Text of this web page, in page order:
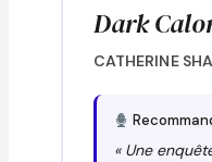
Dark
CATHERINE
« Une